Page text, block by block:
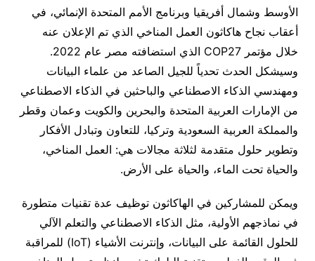
الأوسط وشمال أفريقيا وبرنامج الأمم المتحدة الإنمائي، في
أعقاب نجاح هاكاثون العمل المناخي الذي تم الإعلان عنه
خلال مؤتمر COP27 الذي استضافته مصر عام 2022.
وسيشكل الحدث تحدياً للجيل الصاعد من علماء البيانات
ومهندسي الذكاء الاصطناعي والباحثين في الذكاء الاصطناعي
من الإمارات العربية المتحدة والبحرين والكويت وعمان وقطر
والمملكة العربية السعودية وتركيا، للتعاون وتبادل الأفكار
وتطوير حلول متقدمة لثلاثة مجالات هي: العمل المناخي،
والحياة تحت الماء، والحياة على الأرض.
ويمكن للمشاركين في الهاكاثون توظيف عدة تقنيات متطورة
في نماذجهم الأولية، مثل الذكاء الاصطناعي والتعلم الآلي
للحلول القائمة على البيانات، وإنترنت الأشياء (IoT) للمراقبة